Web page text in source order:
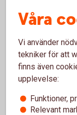
Fyra tips
Ska ni ha
Våra
Vi använder
tekniker för att
finns även
upplevelse:
Funktioner,
Relevant